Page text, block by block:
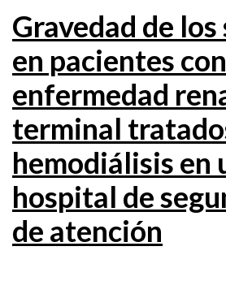
Gravedad de
en pacientes con
enfermedad
terminal
hemodiálisis en
hospital de
de atención